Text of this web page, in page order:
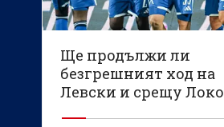
Ще продължи ли
безгрешният ход на
Левски и срещу Локо